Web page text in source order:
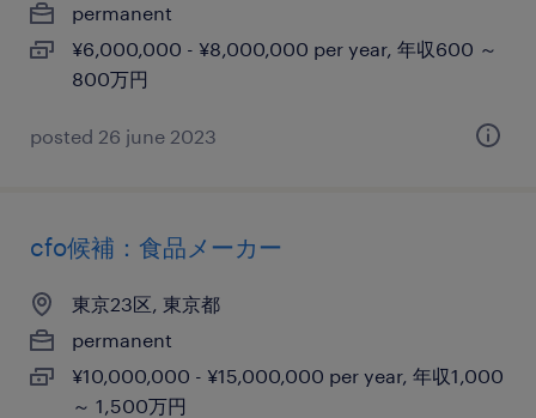
permanent
¥6,000,000 - ¥8,000,000 per year, 年収600 ～
800万円
posted 26 june 2023
cfo候補：食品メーカー
東京23区, 東京都
permanent
¥10,000,000 - ¥15,000,000 per year, 年収1,000
～ 1,500万円